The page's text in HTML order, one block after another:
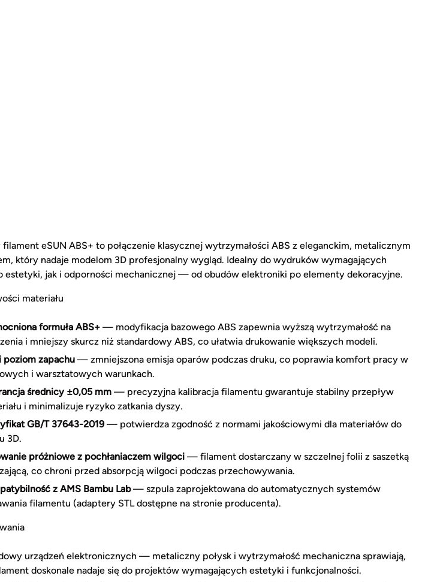
filament eSUN ABS+ to połączenie klasycznej wytrzymałości ABS z eleganckim, metalicznym
który nadaje modelom 3D profesjonalny wygląd. Idealny do wydruków wymagających
estetyki, jak i odporności mechanicznej — od obudów elektroniki po elementy dekoracyjne.
materiału
formuła ABS+ — modyfikacja bazowego ABS zapewnia wyższą wytrzymałość na
i mniejszy skurcz niż standardowy ABS, co ułatwia drukowanie większych modeli.
poziom zapachu — zmniejszona emisja oparów podczas druku, co poprawia komfort pracy w
i warsztatowych warunkach.
średnicy ±0,05 mm — precyzyjna kalibracja filamentu gwarantuje stabilny przepływ
i minimalizuje ryzyko zatkania dyszy.
GB/T 37643-2019 — potwierdza zgodność z normami jakościowymi dla materiałów do
3D.
próżniowe z pochłaniaczem wilgoci — filament dostarczany w szczelnej folii z saszetką
co chroni przed absorpcją wilgoci podczas przechowywania.
z AMS Bambu Lab— szpula zaprojektowana do automatycznych systemów
filamentu (adaptery STL dostępne na stronie producenta).
urządzeń elektronicznych — metaliczny połysk i wytrzymałość mechaniczna sprawiają,
doskonale nadaje się do projektów wymagających estetyki i funkcjonalności.